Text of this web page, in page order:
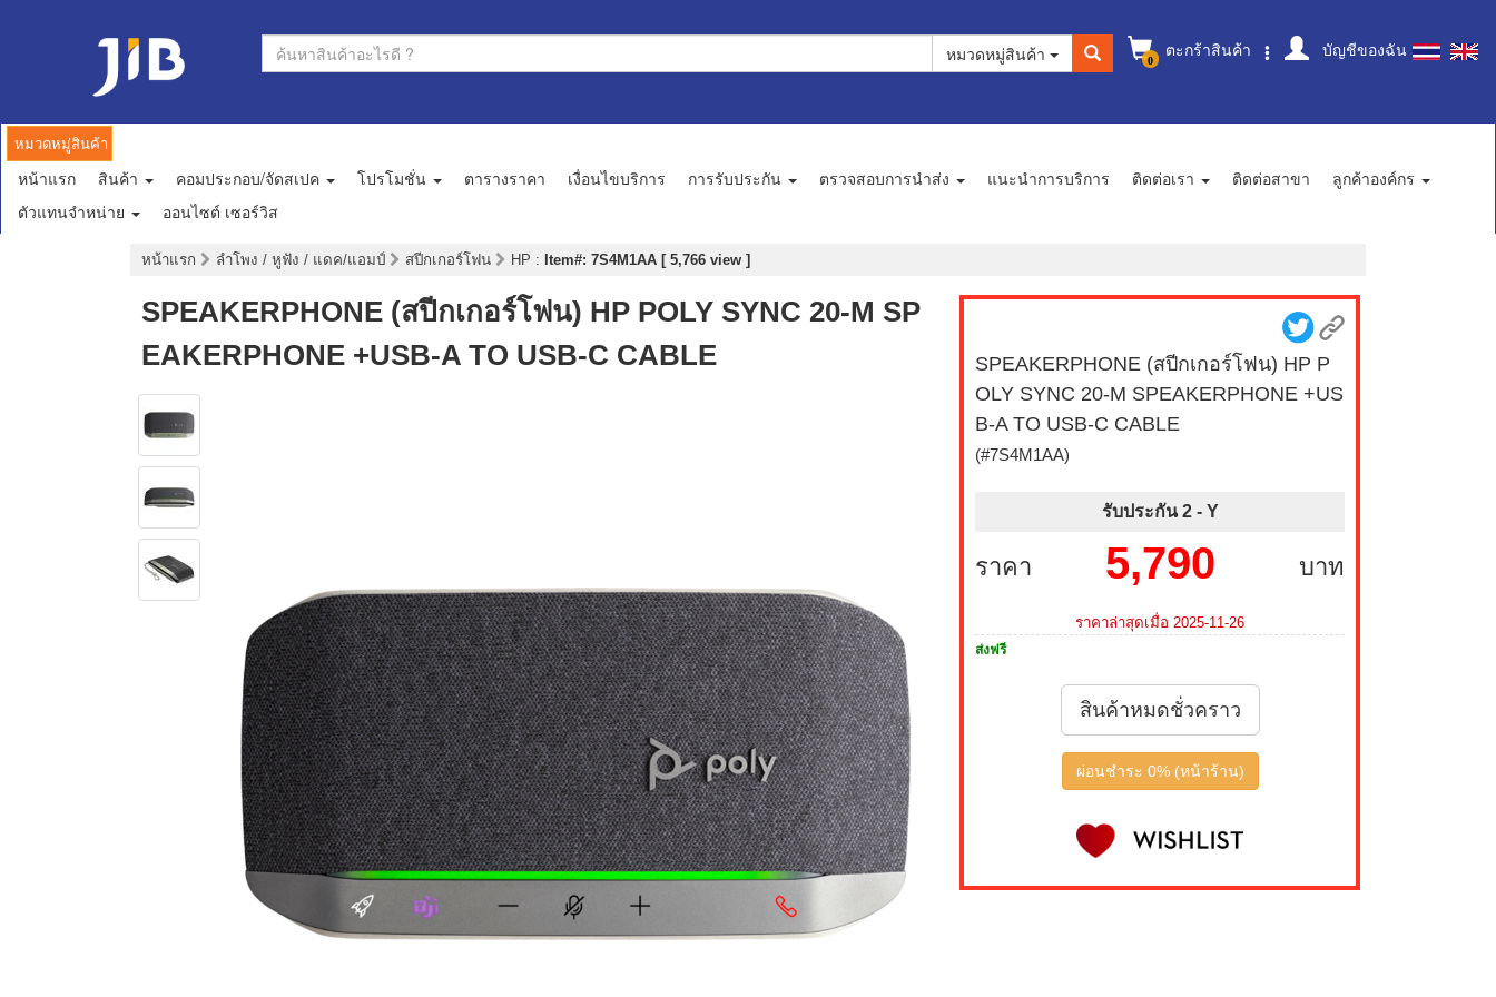
0 ตะกร้าสินค้า บัญชีของฉัน
หมวดหมู่สินค้า
หมวดหมู่สินค้า
หน้าแรก สินค้า คอมประกอบ/จัดสเปค โปรโมชั่น ตารางราคา เงื่อนไขบริการ การรับประกัน ตรวจสอบการนำส่ง แนะนำการบริการ ติดต่อเรา ติดต่อสาขา
ลูกค้าองค์กร
ตัวแทนจำหน่าย
ออนไซต์ เซอร์วิส
หน้าแรก ลำโพง / หูฟัง / แดค/แอมป์ สปีกเกอร์โฟน HP : Item#: 7S4M1AA [ 5,766 view ]
SPEAKERPHONE (สปีกเกอร์โฟน) HP POLY SYNC 20-M SP
EAKERPHONE +USB-A TO USB-C CABLE
SPEAKERPHONE (สปีกเกอร์โฟน) HP P
OLY SYNC 20-M SPEAKERPHONE +US
B-A TO USB-C CABLE
(#7S4M1AA)
รับประกัน 2 - Y
ราคา บาท
5,790
ราคาล่าสุดเมื่อ 2025-11-26
ส่งฟรี
สินค้าหมดชั่วคราว
ผ่อนชำระ 0% (หน้าร้าน)